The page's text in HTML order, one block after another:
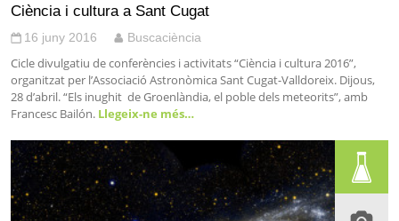
Ciència i cultura a Sant Cugat
16 juny 2016 Buscaciència
Cicle divulgatiu de conferències i activitats “Ciència i cultura 2016”,
organitzat per l’Associació Astronòmica Sant Cugat-Valldoreix. Dijous,
28 d’abril. “Els inughit de Groenlàndia, el poble dels meteorits”, amb
Francesc Bailón. Llegeix-ne més…